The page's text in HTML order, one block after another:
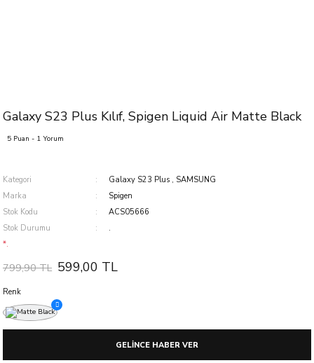
Galaxy S23 Plus Kılıf, Spigen Liquid Air Matte Black
5 Puan - 1 Yorum
Kategori Galaxy S23 Plus , SAMSUNG
Marka
Spigen
Stok Kodu
ACS05666
Stok Durumu
.
*.
799,90 TL 599,00 TL
Renk
GELİNCE HABER VER